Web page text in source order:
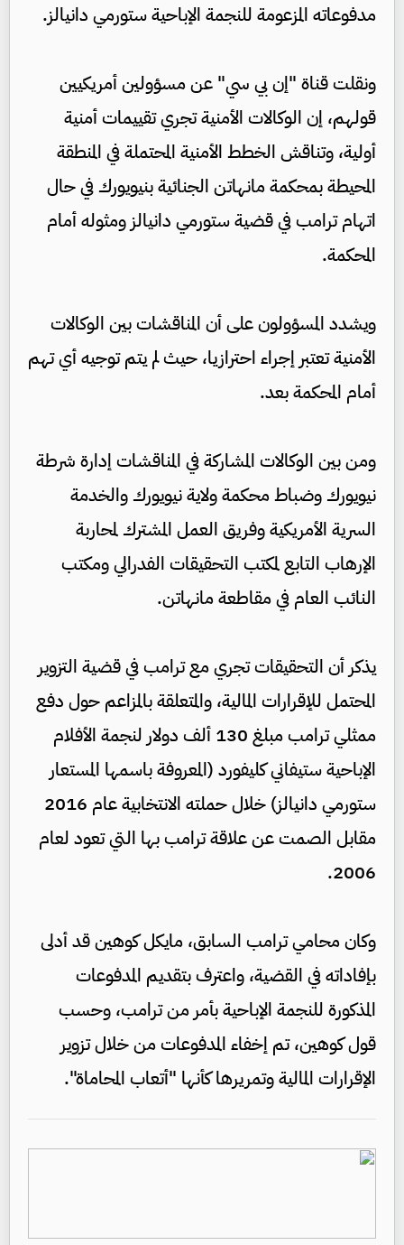
مدفوعاته المزعومة للنجمة الإباحية ستورمي دانيالز.
ونقلت قناة "إن بي سي" عن مسؤولين أمريكيين
قولهم، إن الوكالات الأمنية تجري تقييمات أمنية
أولية، وتناقش الخطط الأمنية المحتملة في المنطقة
المحيطة بمحكمة مانهاتن الجنائية بنيويورك في حال
اتهام ترامب في قضية ستورمي دانيالز ومثوله أمام
المحكمة.
ويشدد المسؤولون على أن المناقشات بين الوكالات
الأمنية تعتبر إجراء احترازيا، حيث لم يتم توجيه أي تهم
أمام المحكمة بعد.
ومن بين الوكالات المشاركة في المناقشات إدارة شرطة
نيويورك وضباط محكمة ولاية نيويورك والخدمة
السرية الأمريكية وفريق العمل المشترك لمحاربة
الإرهاب التابع لمكتب التحقيقات الفدرالي ومكتب
النائب العام في مقاطعة مانهاتن.
يذكر أن التحقيقات تجري مع ترامب في قضية التزوير
المحتمل للإقرارات المالية، والمتعلقة بالمزاعم حول دفع
ممثلي ترامب مبلغ 130 ألف دولار لنجمة الأفلام
الإباحية ستيفاني كليفورد (المعروفة باسمها المستعار
ستورمي دانيالز) خلال حملته الانتخابية عام 2016
مقابل الصمت عن علاقة ترامب بها التي تعود لعام
2006.
وكان محامي ترامب السابق، مايكل كوهين قد أدلى
بإفاداته في القضية، واعترف بتقديم المدفوعات
المذكورة للنجمة الإباحية بأمر من ترامب، وحسب
قول كوهين، تم إخفاء المدفوعات من خلال تزوير
الإقرارات المالية وتمريرها كأنها "أتعاب المحاماة".